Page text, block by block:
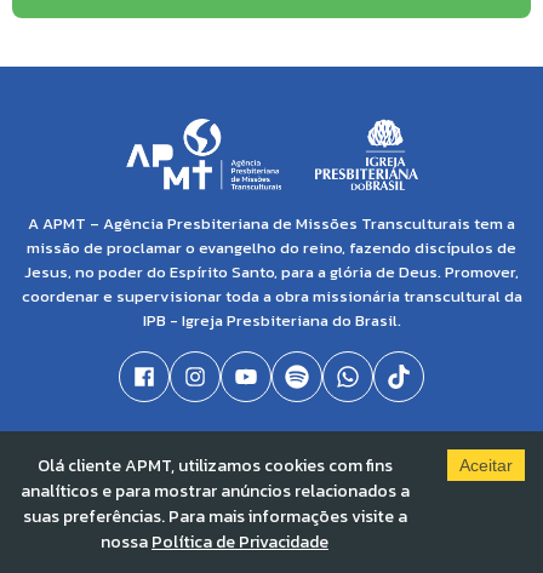
A APMT – Agência Presbiteriana de Missões Transculturais tem a
missão de proclamar o evangelho do reino, fazendo discípulos de
Jesus, no poder do Espírito Santo, para a glória de Deus. Promover,
coordenar e supervisionar toda a obra missionária transcultural da
IPB - Igreja Presbiteriana do Brasil.
86 | Solved By Pippa
Olá cliente APMT, utilizamos cookies com fins
analíticos e para mostrar anúncios relacionados a
suas preferências. Para mais informações visite a
nossaPolítica de Privacidade
Aceitar